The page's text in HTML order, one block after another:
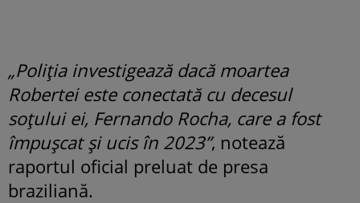
„Poliția investigează dacă moartea
Robertei este conectată cu decesul
soțului ei, Fernando Rocha, care a fost
împușcat și ucis în 2023”, notează
raportul oficial preluat de presa
braziliană.